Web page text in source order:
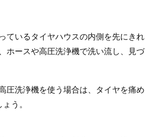
ているタイヤハウスの内側を先にきれ
ホースや高圧洗浄機で洗い流し、見づ
圧洗浄機を使う場合は、タイヤを痛め
う。